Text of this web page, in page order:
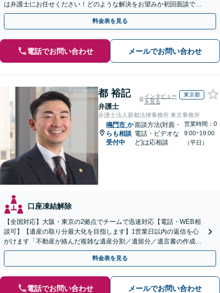
は弁護士にお任せください！どのような解決をお望みか初回面談でし
っかりヒアリング。遺言作成もお気軽にご相談ください。
料金表を見る
電話でお問い合わせ メールでお問い合わせ
都 裕記
弁護士
インタビュー
を見る
東京都
弁護士法人新都法律事務所 東京事務所
鳴門市 か
らも相談
受付中
面談方法(対面・
電話・ビデオな
ど)は応相談
営業時間：0
9:00~19:00
（平日）
口座凍結解除
【全国対応】大阪・東京の2拠点でチームで迅速対応【電話・WEB相
談可】【遺産の取り分最大化を目指します】1営業日以内の返信を心
がけます「不動産が絡んだ複雑な遺産分割／遺留分／遺言書の作成・
執行／事業承継など、お任せください」【休日相談あり】
料金表を見る
電話でお問い合わせ メールでお問い合わせ